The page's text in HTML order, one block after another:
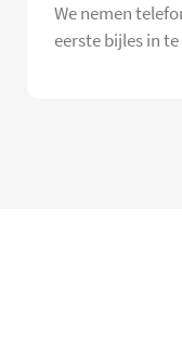
We nemen
eerste bijles in